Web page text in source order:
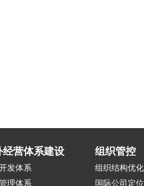
经营体系建设
发体系
理体系
组织管控
组织结构优化
国际公司定位